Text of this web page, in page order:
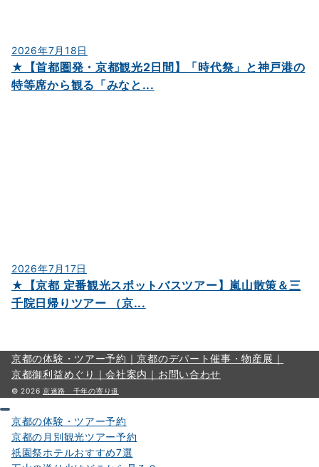
2026年7月18日
★【首都圏発・京都観光2日間】「時代祭」と神戸港の
特等席から観る「みなと...
2026年7月17日
★【京都 定番観光スポットバスツアー】嵐山散策＆三
千院日帰りツアー （京...
京都の体験・ツアー予約｜京都のデパート催事・物産展｜
京都御利益めぐり｜会社案内｜ お問い合わせ
© 2026 京迷路 千年の寄り道
京都の体験・ツアー予約
京都の月別観光ツアー予約
祇園祭ホテルおすすめ7選